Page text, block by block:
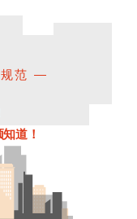
道！
规范 —